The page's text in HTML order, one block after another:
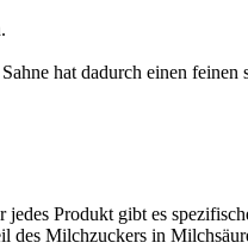
hat dadurch einen feinen
Produkt gibt es
des Milchzuckers in